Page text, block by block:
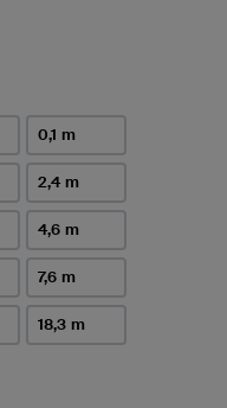
0,1 m
2,4 m
4,6 m
7,6 m
18,3 m